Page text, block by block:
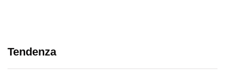
Tendenza